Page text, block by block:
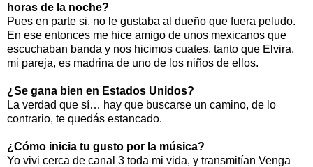
horas de la noche?
Pues en parte si, no le gustaba al dueño que fuera peludo.
En ese entonces me hice amigo de unos mexicanos que
escuchaban banda y nos hicimos cuates, tanto que Elvira,
mi pareja, es madrina de uno de los niños de ellos.
¿Se gana bien en Estados Unidos?
La verdad que sí… hay que buscarse un camino, de lo
contrario, te quedás estancado.
¿Cómo inicia tu gusto por la música?
Yo vivi cerca de canal 3 toda mi vida, y transmitían Venga